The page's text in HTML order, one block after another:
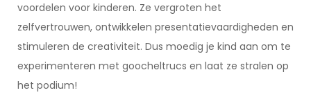
voordelen voor kinderen. Ze vergroten het
zelfvertrouwen, ontwikkelen presentatievaardigheden en
stimuleren de creativiteit. Dus moedig je kind aan om te
experimenteren met goocheltrucs en laat ze stralen op
het podium!